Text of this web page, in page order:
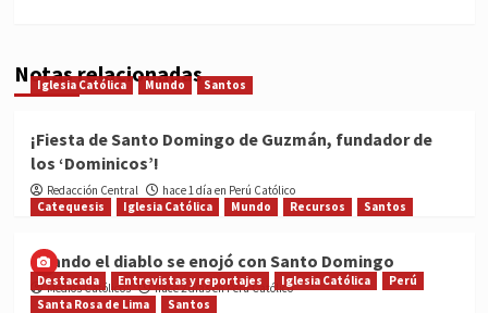
Notas relacionadas
Iglesia Católica Mundo Santos
¡Fiesta de Santo Domingo de Guzmán, fundador de
los ‘Dominicos’!
Redacción Central
hace 1 día en Perú Católico
Catequesis
Iglesia Católica Mundo Recursos Santos
Cuando el diablo se enojó con Santo Domingo
Medios Católicos hace 2 días en Perú Católico
Destacada Entrevistas y reportajes Iglesia Católica
Perú
Santa Rosa de Lima
Santos